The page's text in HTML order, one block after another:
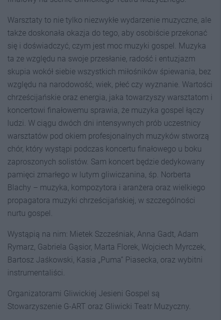
Warsztaty to nie tylko niezwykłe wydarzenie muzyczne, ale
także doskonała okazja do tego, aby osobiście przekonać
się i doświadczyć, czym jest moc muzyki gospel. Muzyka
ta ze względu na swoje przesłanie, radość i entuzjazm
skupia wokół siebie wszystkich miłośników śpiewania, bez
względu na narodowość, wiek, płeć czy wyznanie. Wartości
chrześcijańskie oraz energia, jaka towarzyszy warsztatom i
koncertowi finałowemu sprawia, że muzyka gospel łączy
ludzi. W ciągu dwóch dni intensywnych prób uczestnicy
warsztatów pod okiem profesjonalnych muzyków stworzą
chór, który wystąpi podczas koncertu finałowego u boku
zaproszonych solistów. Sam koncert będzie dedykowany
pamięci zmarłego w lutym gliwiczanina, śp. Norberta
Blachy – muzyka, kompozytora i aranżera oraz wielkiego
propagatora muzyki chrześcijańskiej, w szczególności
nurtu gospel.
Wystąpią na nim: Mietek Szcześniak, Anna Gadt, Adam
Rymarz, Gabriela Gąsior, Marta Florek, Wojciech Myrczek,
Bartosz Jaśkowski, Kasia „Puma” Piasecka, oraz wybitni
instrumentaliści.
Organizatorami Gliwickiej Jesieni Gospel są
Stowarzyszenie G-ART oraz Gliwicki Teatr Muzyczny.